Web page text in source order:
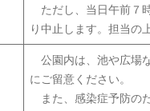
ただし、当日午前７
り中止します。担当の
公園内は、池や広場
にご留意ください。
また、感染症予防の